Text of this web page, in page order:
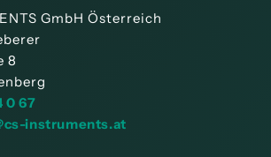
GmbH Österreich
8
0 67
instruments.at